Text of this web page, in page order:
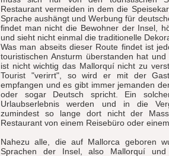
Restaurant vermeiden in dem die
Sprache aushängt und Werbung für
findet man nicht die Bewohner der Insel,
und sieht nicht einmal die traditionelle
Was man abseits dieser Route findet ist
touristischen Ansturm überstanden hat
ist nicht wichtig das Mallorquí nicht zu
Tourist "verirrt", so wird er mit der
empfangen und es gibt immer jemanden
oder sogar Deutsch spricht. Ein
Urlaubserlebnis werden und in die
zumindest so lange dort nicht der
Restaurant von einem Reisebüro oder
Nahezu alle, die auf Mallorca geboren
Sprachen der Insel, also Mallorquí